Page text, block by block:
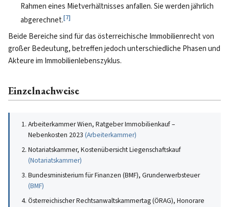
Rahmen eines Mietverhältnisses anfallen. Sie werden jährlich
abgerechnet.[7]
Beide Bereiche sind für das österreichische Immobilienrecht von
großer Bedeutung, betreffen jedoch unterschiedliche Phasen und
Akteure im Immobilienlebenszyklus.
Einzelnachweise
Arbeiterkammer Wien, Ratgeber Immobilienkauf –
Nebenkosten 2023 (Arbeiterkammer)
Notariatskammer, Kostenübersicht Liegenschaftskauf
(Notariatskammer)
Bundesministerium für Finanzen (BMF), Grunderwerbsteuer
(BMF)
Österreichischer Rechtsanwaltskammertag (ÖRAG), Honorare